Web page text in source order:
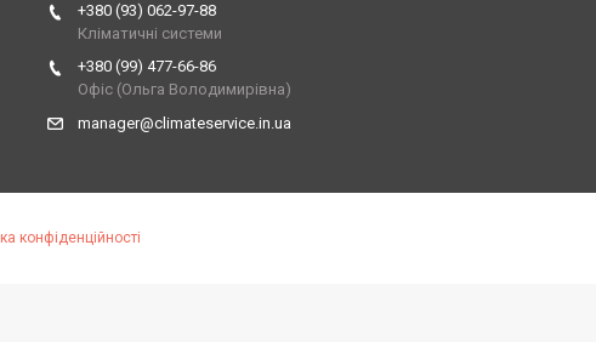
+380 (93) 062-97-88
Кліматичні системи
+380 (99) 477-66-86
Офіс (Ольга Володимирівна)
manager@climateservice.in.ua
конфіденційності